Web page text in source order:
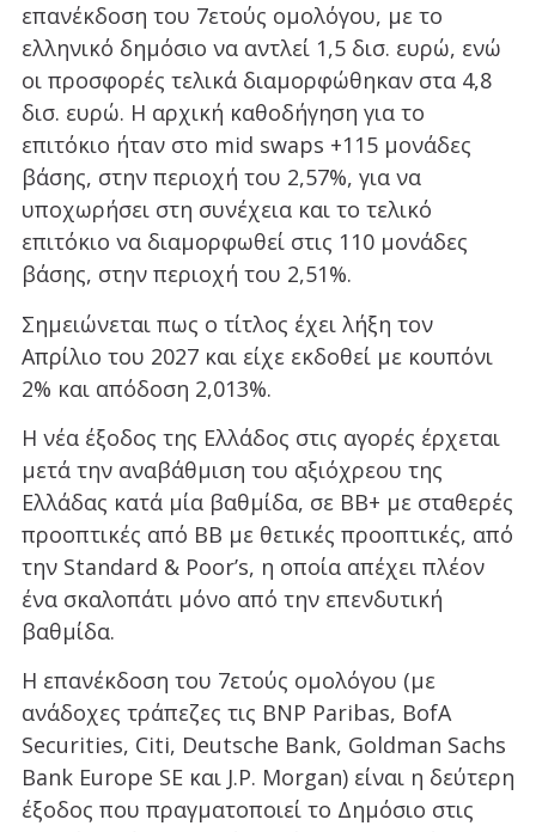
επανέκδοση του 7ετούς ομολόγου, με το
ελληνικό δημόσιο να αντλεί 1,5 δισ. ευρώ, ενώ
οι προσφορές τελικά διαμορφώθηκαν στα 4,8
δισ. ευρώ. Η αρχική καθοδήγηση για το
επιτόκιο ήταν στο mid swaps +115 μονάδες
βάσης, στην περιοχή του 2,57%, για να
υποχωρήσει στη συνέχεια και το τελικό
επιτόκιο να διαμορφωθεί στις 110 μονάδες
βάσης, στην περιοχή του 2,51%.
Σημειώνεται πως ο τίτλος έχει λήξη τον
Απρίλιο του 2027 και είχε εκδοθεί με κουπόνι
2% και απόδοση 2,013%.
Η νέα έξοδος της Ελλάδος στις αγορές έρχεται
μετά την αναβάθμιση του αξιόχρεου της
Ελλάδας κατά μία βαθμίδα, σε ΒΒ+ με σταθερές
προοπτικές από ΒΒ με θετικές προοπτικές, από
την Standard & Poor’s, η οποία απέχει πλέον
ένα σκαλοπάτι μόνο από την επενδυτική
βαθμίδα.
Η επανέκδοση του 7ετούς ομολόγου (με
ανάδοχες τράπεζες τις BNP Paribas, BofA
Securities, Citi, Deutsche Bank, Goldman Sachs
Bank Europe SE και J.P. Morgan) είναι η δεύτερη
έξοδος που πραγματοποιεί το Δημόσιο στις